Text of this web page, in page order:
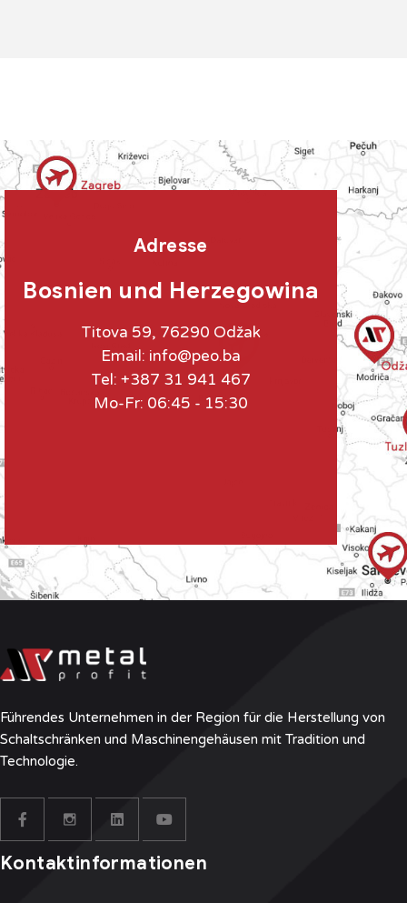
Adresse
Bosnien und Herzegowina
Titova 59, 76290 Odžak
Email: info@peo.ba
Tel: +387 31 941 467
Mo-Fr: 06:45 - 15:30
Führendes Unternehmen in der Region für die Herstellung von
Schaltschränken und Maschinengehäusen mit Tradition und
Technologie.
Kontaktinformationen